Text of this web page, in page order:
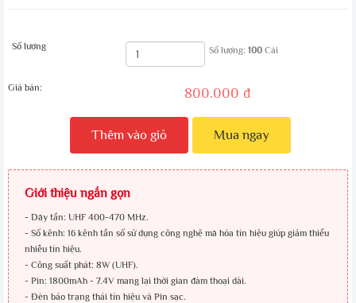
Số lượng Số lượng: 100Cái
Giá bán: 800.000 đ
Thêm vào giỏ Mua ngay
Giới thiệu ngắn gọn
- Dãy tần: UHF 400-470 MHz.
- Số kênh: 16 kênh tần số sử dụng công nghệ mã hóa tín hiệu giúp giảm thiểu
nhiễu tín hiệu.
- Công suất phát: 8W (UHF).
- Pin: 1800mAh - 7.4V mang lại thời gian đàm thoại dài.
- Đèn báo trạng thái tín hiệu và Pin sạc.